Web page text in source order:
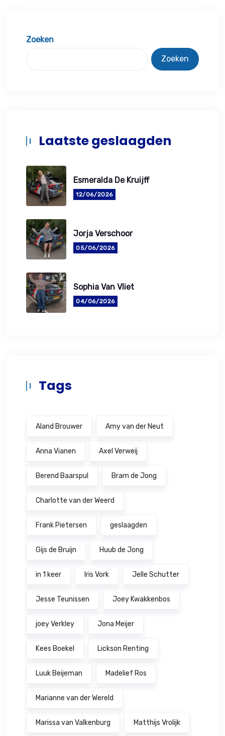
Zoeken
Zoeken
Laatste geslaagden
Esmeralda De Kruijff
12/06/2026
Jorja Verschoor
05/06/2026
Sophia Van Vliet
04/06/2026
Tags
Aland Brouwer Amy van der Neut
Anna Vianen Axel Verweij
Berend Baarspul Bram de Jong
Charlotte van der Weerd
Frank Pietersen geslaagden
Gijs de Bruijn Huub de Jong
in 1 keer Iris Vork Jelle Schutter
Jesse Teunissen Joey Kwakkenbos
joey Verkley Jona Meijer
Kees Boekel Lickson Renting
Luuk Beijeman Madelief Ros
Marianne van der Wereld
Marissa van Valkenburg Matthijs Vrolijk